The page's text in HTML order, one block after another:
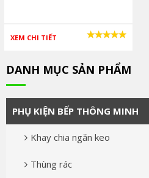
XEM CHI TIẾT
DANH MỤC SẢN PHẨM
PHỤ KIỆN BẾP THÔNG MINH
Khay chia ngăn keo
Thùng rác